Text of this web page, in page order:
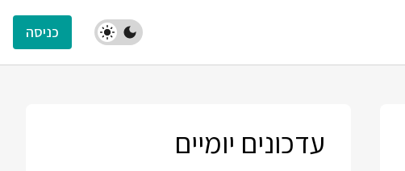
כניסה
עדכונים יומיים